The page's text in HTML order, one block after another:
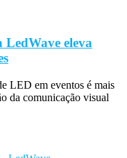
LedWave eleva
LED em eventos é mais
da comunicação visual